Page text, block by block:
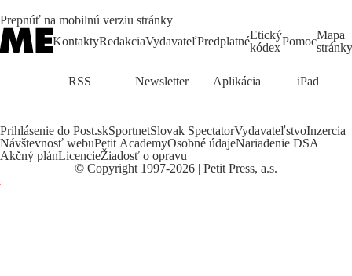
Prepnúť na mobilnú verziu stránky
KontaktyRedakciaVydavateľPredplatnéEtický
kódexPomocMapa
stránky
RSS Newsletter Aplikácia iPad
Prihlásenie do Post.skSportnetSlovak SpectatorVydavateľstvoInzercia
Návštevnosť webuPetit AcademyOsobné údajeNariadenie DSA
Akčný plánLicencieŽiadosť o opravu
© Copyright 1997-2026 | Petit Press, a.s.